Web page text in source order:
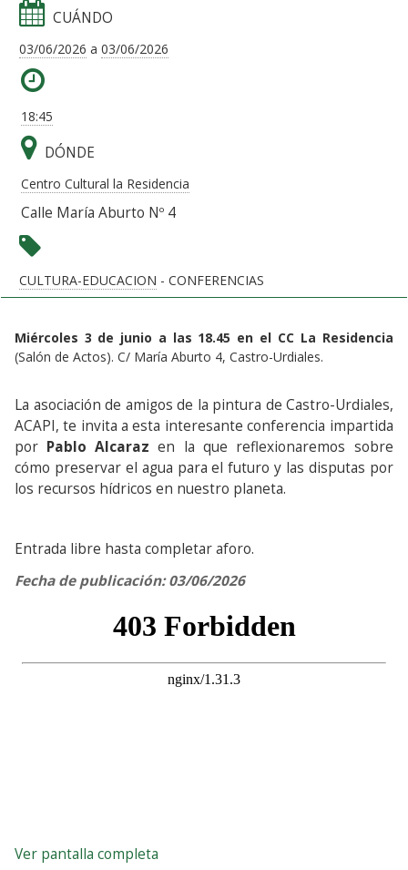
CUÁNDO
03/06/2026 a 03/06/2026
18:45
DÓNDE
Centro Cultural la Residencia
Calle María Aburto Nº 4
CULTURA-EDUCACION - CONFERENCIAS
Miércoles 3 de junio a las 18.45 en el CC La Residencia
(Salón de Actos). C/ María Aburto 4, Castro-Urdiales.
La asociación de amigos de la pintura de Castro-Urdiales,
ACAPI, te invita a esta interesante conferencia impartida
por Pablo Alcaraz en la que reflexionaremos sobre
cómo preservar el agua para el futuro y las disputas por
los recursos hídricos en nuestro planeta.
Entrada libre hasta completar aforo.
Fecha de publicación: 03/06/2026
Ver pantalla completa